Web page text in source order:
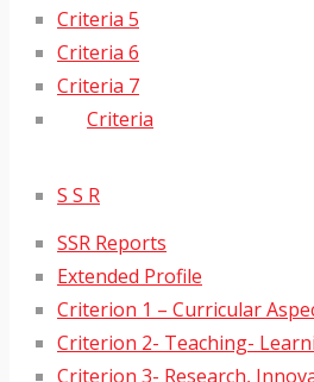
Criteria 5
Criteria 6
Criteria 7
Criteria
S S R
SSR Reports
Extended Profile
Criterion 1 – Curricular
Criterion 2- Teaching-
Criterion 3- Research,